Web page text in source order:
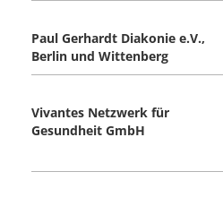
Paul Gerhardt Diakonie e.V.,
Berlin und Wittenberg
Vivantes Netzwerk für
Gesundheit GmbH